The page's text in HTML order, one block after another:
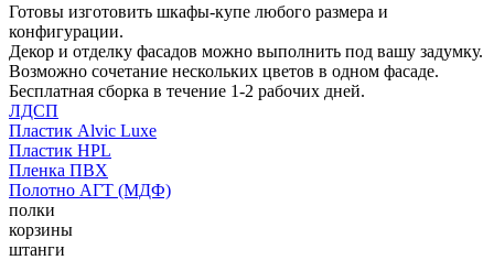
Готовы изготовить шкафы-купе любого размера и
конфигурации.
Декор и отделку фасадов можно выполнить под вашу задумку.
Возможно сочетание нескольких цветов в одном фасаде.
Бесплатная сборка в течение 1-2 рабочих дней.
ЛДСП
Пластик Alvic Luxe
Пластик HPL
Пленка ПВХ
Полотно АГТ (МДФ)
полки
корзины
штанги